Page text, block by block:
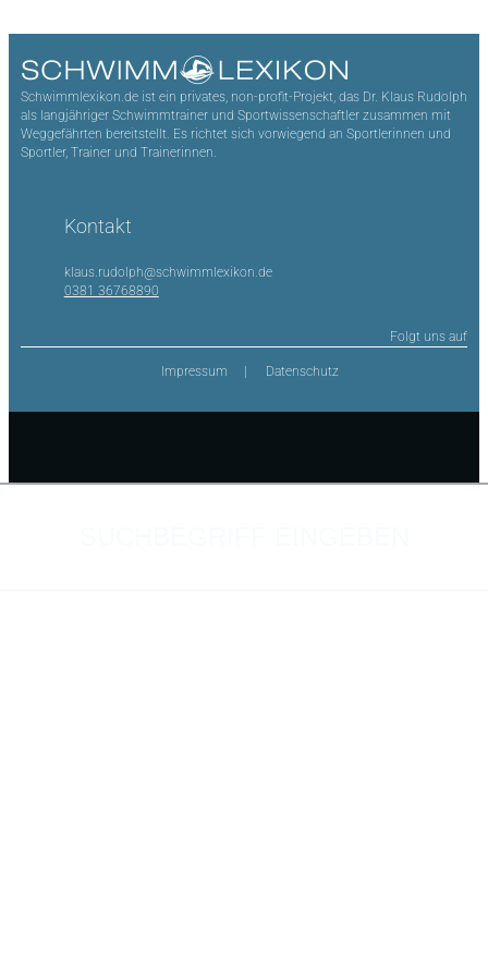
Schwimmlexikon.de ist ein privates, non-profit-Projekt, das Dr. Klaus Rudolph
als langjähriger Schwimmtrainer und Sportwissenschaftler zusammen mit
Weggefährten bereitstellt. Es richtet sich vorwiegend an Sportlerinnen und
Sportler, Trainer und Trainerinnen.
Kontakt
klaus.rudolph@schwimmlexikon.de
0381 36768890
Folgt uns auf
Impressum Datenschutz